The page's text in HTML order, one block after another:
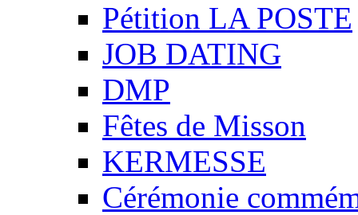
Pétition LA POSTE
JOB DATING
DMP
Fêtes de Misson
KERMESSE
Cérémonie